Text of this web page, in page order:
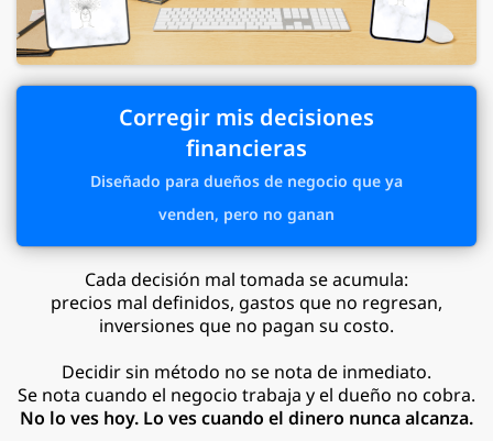
Corregir mis decisiones
financieras
Diseñado para dueños de negocio que ya
venden, pero no ganan
Cada decisión mal tomada se acumula:
precios mal definidos, gastos que no regresan,
inversiones que no pagan su costo.
Decidir sin método no se nota de inmediato.
Se nota cuando el negocio trabaja y el dueño no cobra.
No lo ves hoy. Lo ves cuando el dinero nunca alcanza.